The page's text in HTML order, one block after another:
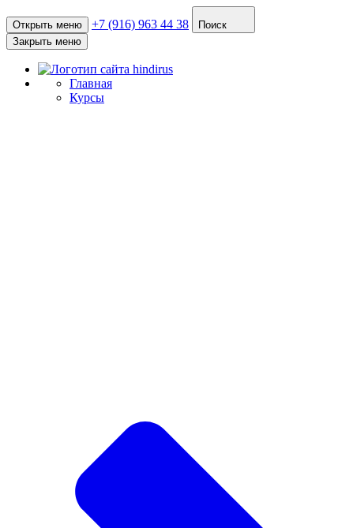
Открыть меню +7 (916) 963 44 38
Поиск
Закрыть меню
Главная
Курсы